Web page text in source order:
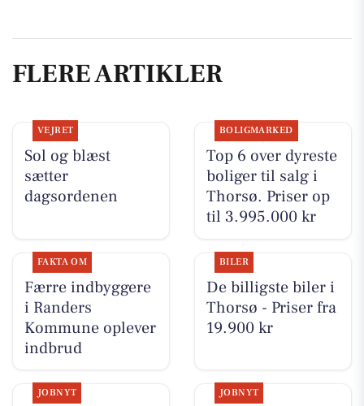
FLERE ARTIKLER
VEJRET
Sol og blæst
sætter
dagsordenen
BOLIGMARKED
Top 6 over dyreste
boliger til salg i
Thorsø. Priser op
til 3.995.000 kr
FAKTA OM
Færre indbyggere
i Randers
Kommune oplever
indbrud
BILER
De billigste biler i
Thorsø - Priser fra
19.900 kr
JOBNYT JOBNYT